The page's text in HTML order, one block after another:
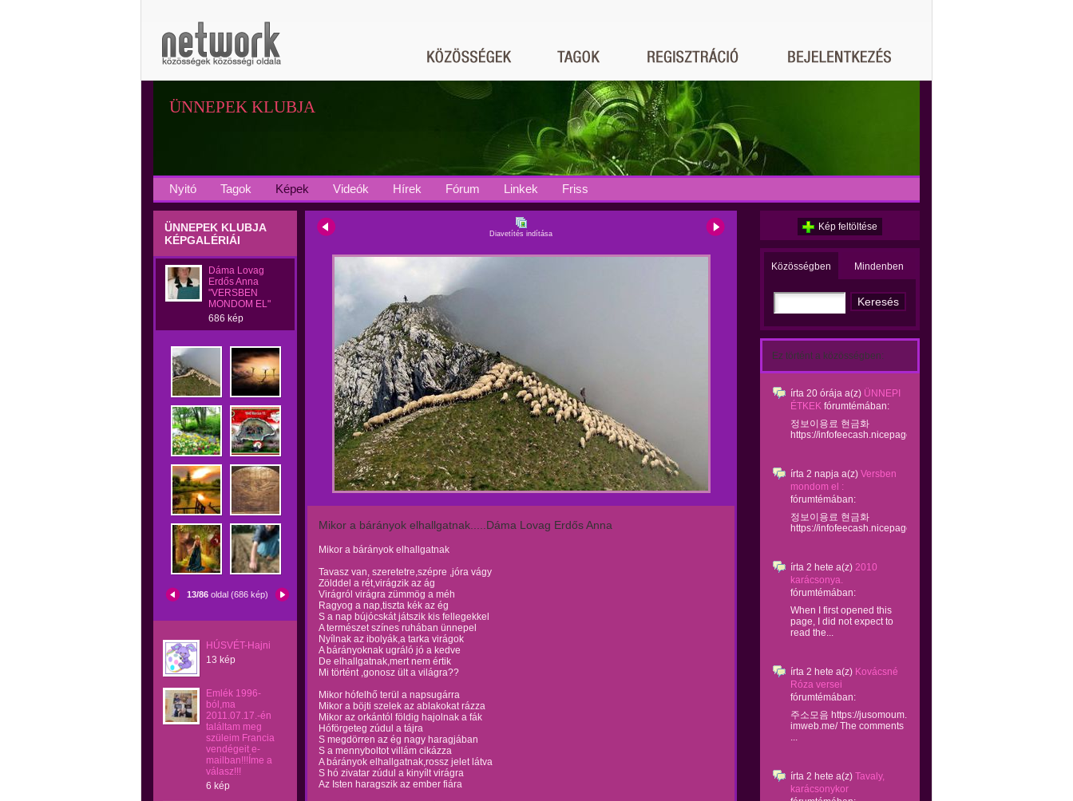
ÜNNEPEK KLUBJA
Nyitó Tagok Képek Videók Hírek Fórum Linkek Friss
ÜNNEPEK KLUBJA
KÉPGALÉRIÁI
Dáma Lovag
Erdős Anna
"VERSBEN
MONDOM EL"
686 kép
13/86 oldal (686 kép)
HÚSVÉT-Hajni
13 kép
Emlék 1996-
ból,ma
2011.07.17.-én
találtam meg
szüleim Francia
vendégeit e-
mailban!!!Íme a
válasz!!!
6 kép
Diavetítés indítása
Mikor a bárányok elhallgatnak.....Dáma Lovag Erdős Anna
Mikor a bárányok elhallgatnak
Tavasz van, szeretetre,szépre ,jóra vágy
Zölddel a rét,virágzik az ág
Virágról virágra zümmög a méh
Ragyog a nap,tiszta kék az ég
S a nap bújócskát játszik kis fellegekkel
A természet színes ruhában ünnepel
Nyílnak az ibolyák,a tarka virágok
A bárányoknak ugráló jó a kedve
De elhallgatnak,mert nem értik
Mi történt ,gonosz ült a világra??
Mikor hófelhő terül a napsugárra
Mikor a böjti szelek az ablakokat rázza
Mikor az orkántól földig hajolnak a fák
Hóförgeteg zúdul a tájra
S megdörren az ég nagy haragjában
S a mennyboltot villám cikázza
A bárányok elhallgatnak,rossz jelet látva
S hó zivatar zúdul a kinyílt virágra
Az Isten haragszik az ember fiára
Kép feltöltése
Közösségben Mindenben
Ez történt a közösségben:
írta 20 órája a(z) ÜNNEPI
ÉTKEK fórumtémában:
정보이용료 현금화
https://infofeecash.nicepage...
írta 2 napja a(z) Versben
mondom el :
fórumtémában:
정보이용료 현금화
https://infofeecash.nicepage...
írta 2 hete a(z) 2010
karácsonya.
fórumtémában:
When I first opened this
page, I did not expect to
read the...
írta 2 hete a(z) Kovácsné
Róza versei
fórumtémában:
주소모음 https://jusomoum.
imweb.me/ The comments
...
írta 2 hete a(z) Tavaly,
karácsonykor